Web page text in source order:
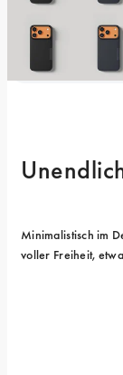
Minimalistisch im
voller Freiheit,